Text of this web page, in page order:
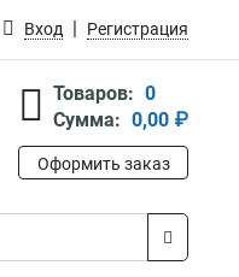
Вход Регистрация
Товаров: 0
Сумма: 0,00 ₽
Оформить заказ